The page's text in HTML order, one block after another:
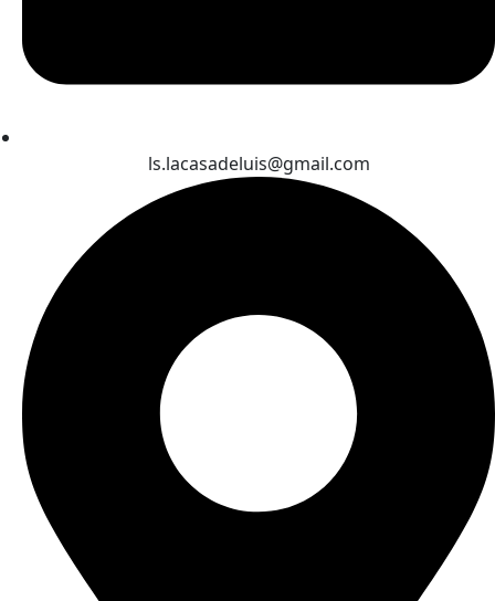
ls.lacasadeluis@gmail.com